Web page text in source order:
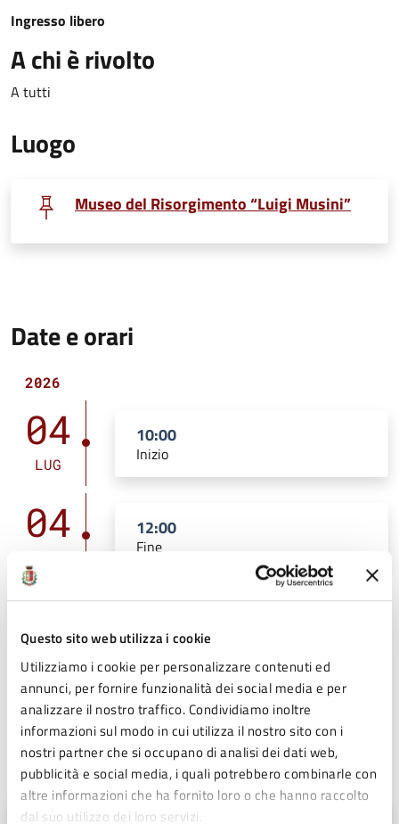
Questo sito web utilizza i cookie
Utilizziamo i cookie per personalizzare contenuti ed
annunci, per fornire funzionalità dei social media e per
analizzare il nostro traffico. Condividiamo inoltre
informazioni sul modo in cui utilizza il nostro sito con i
nostri partner che si occupano di analisi dei dati web,
pubblicità e social media, i quali potrebbero combinarle con
altre informazioni che ha fornito loro o che hanno raccolto
dal suo utilizzo dei loro servizi.
Ingresso libero
A chi è rivolto
A tutti
Luogo
Museo del Risorgimento “Luigi Musini”
Date e orari
2026
04
LUG
10:00
Inizio
04 12:00
Fine
Costi
Gratuito
Contatti